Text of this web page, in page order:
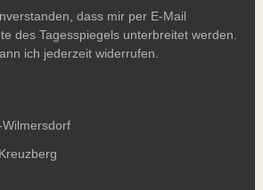
dass mir per E-Mail
des Tagesspiegels unterbreitet werden.
ich jederzeit widerrufen.